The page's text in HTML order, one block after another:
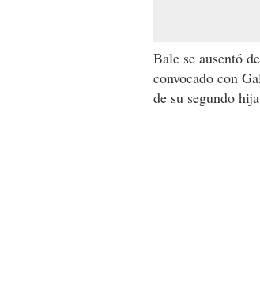
Bale se ausentó
convocado con
de su segundo